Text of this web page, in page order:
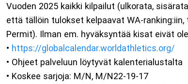
Vuoden 2025 kaikki kilpailut (ulkorata,
että tällöin tulokset kelpaavat WA-
Permit). Ilman em. hyväksyntää kisat eivät
• https://globalcalendar.worldathletics.org/
• Ohjeet palveluun löytyvät kalenterialustalta
• Koskee sarjoja: M/N, M/N22-19-17